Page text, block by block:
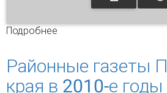
Подробнее
Районные газеты
края в 2010-е